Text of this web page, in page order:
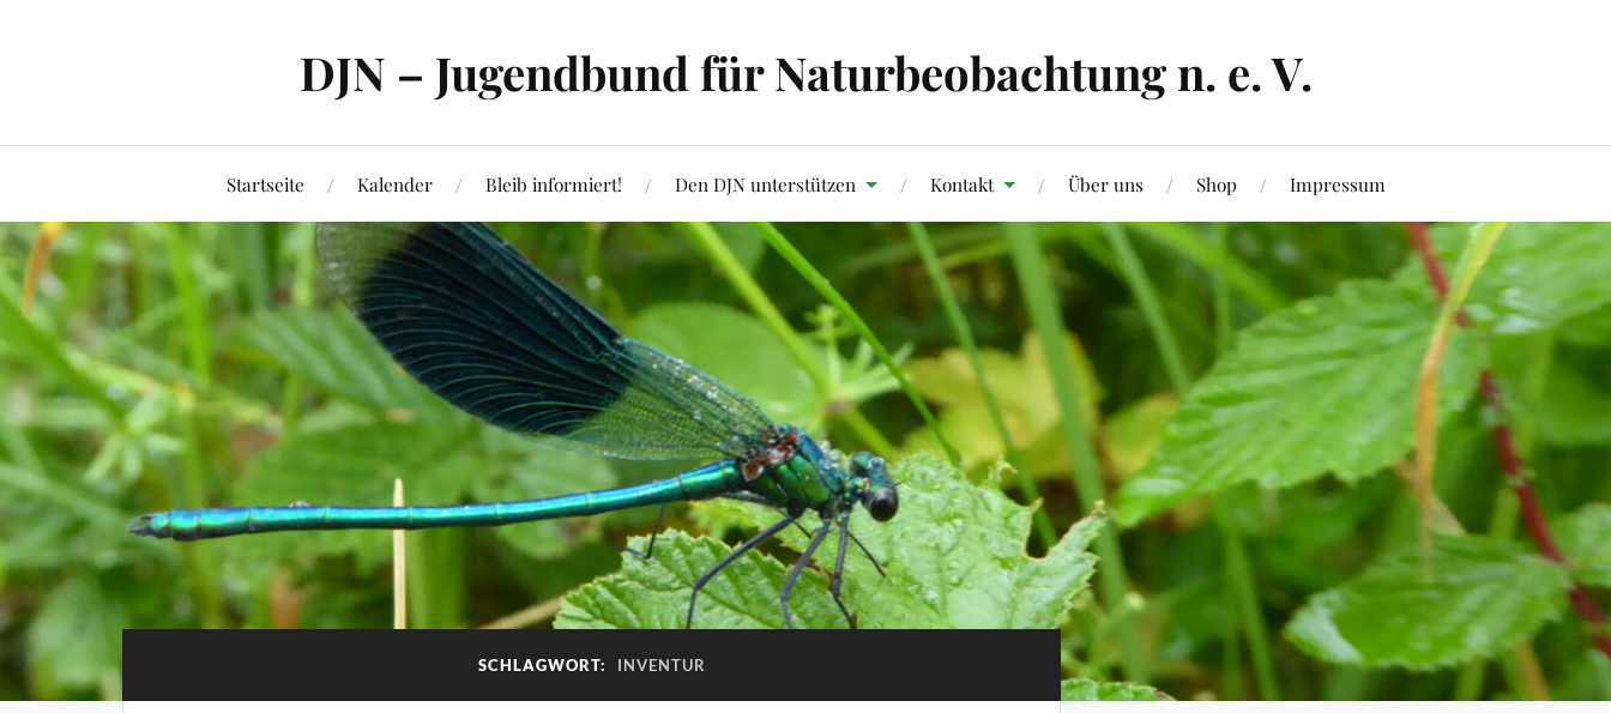
DJN – Jugendbund für Naturbeobachtung n. e. V.
Startseite Kalender Bleib informiert! Den DJN unterstützen Kontakt Über uns Shop Impressum
SCHLAGWORT: INVENTUR